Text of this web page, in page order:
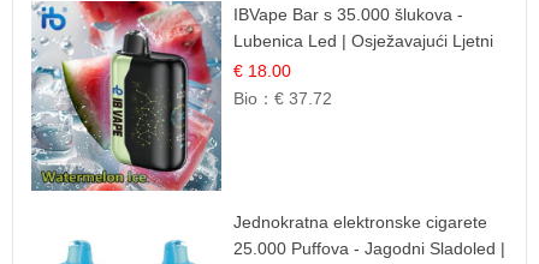
IBVape Bar s 35.000 šlukova -
Lubenica Led | Osježavajući Ljetni
Okus
€ 18.00
Bio：€ 37.72
Jednokratna elektronske cigarete
25.000 Puffova - Jagodni Sladoled |